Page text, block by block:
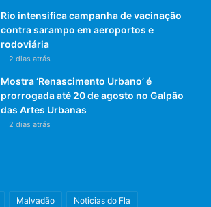
Rio intensifica campanha de vacinação
contra sarampo em aeroportos e
rodoviária
2 dias atrás
Mostra ‘Renascimento Urbano’ é
prorrogada até 20 de agosto no Galpão
das Artes Urbanas
2 dias atrás
Malvadão Noticias do Fla